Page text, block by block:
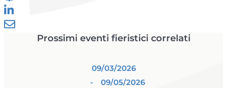
Prossimi eventi fieristici correlati
09/03/2026
- 09/05/2026